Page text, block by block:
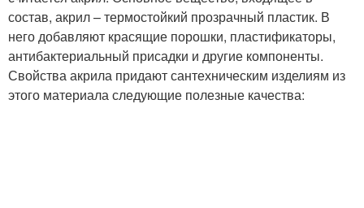
состав, акрил – термостойкий прозрачный пластик. В
него добавляют красящие порошки, пластификаторы,
антибактериальный присадки и другие компоненты.
Свойства акрила придают сантехническим изделиям из
этого материала следующие полезные качества: